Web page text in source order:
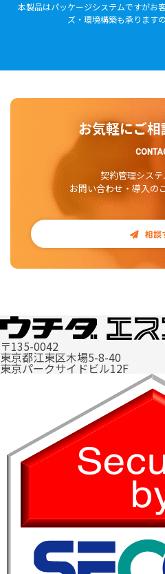
本製品はパッケージシステムですがお
ズ・環境構築も承ります
お気軽にご
契約管理シス
お問い合わせ・導入の
相談
〒135-0042
東京都江東区木場5-8-40
東京パークサイドビル12F